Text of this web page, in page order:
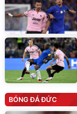
BÓNG ĐÁ ĐỨC